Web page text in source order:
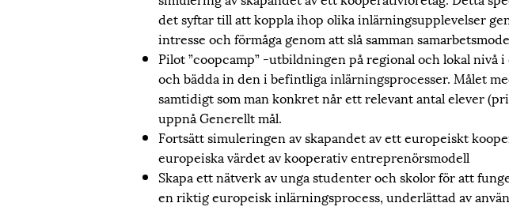
det syftar till att koppla ihop olika inlärningsupplevelser
intresse och förmåga genom att slå samman
Pilot ”coopcamp” -utbildningen på regional och lokal nivå
och bädda in den i befintliga inlärningsprocesser. Målet
samtidigt som man konkret når ett relevant antal elever
uppnå Generellt mål.
Fortsätt simuleringen av skapandet av ett europeiskt
europeiska värdet av kooperativ entreprenörsmodell
Skapa ett nätverk av unga studenter och skolor för att
en riktig europeisk inlärningsprocess, underlättad av